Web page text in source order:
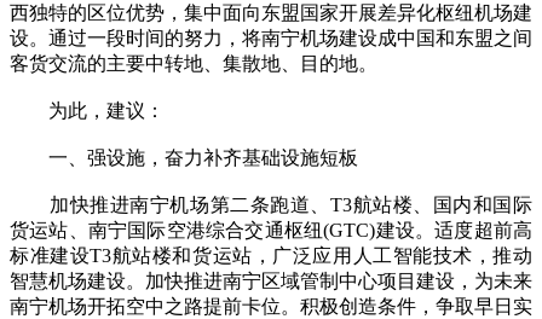
西独特的区位优势，集中面向东盟国家开展差异化枢纽机场建
设。通过一段时间的努力，将南宁机场建设成中国和东盟之间
客货交流的主要中转地、集散地、目的地。
为此，建议：
一、强设施，奋力补齐基础设施短板
加快推进南宁机场第二条跑道、T3航站楼、国内和国际
货运站、南宁国际空港综合交通枢纽(GTC)建设。适度超前高
标准建设T3航站楼和货运站，广泛应用人工智能技术，推动
智慧机场建设。加快推进南宁区域管制中心项目建设，为未来
南宁机场开拓空中之路提前卡位。积极创造条件，争取早日实